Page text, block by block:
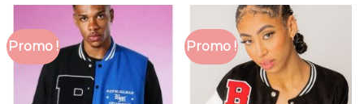
Promo ! Promo !